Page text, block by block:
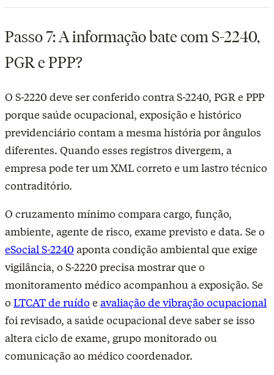
Passo 7: A informação bate com S-2240,
PGR e PPP?
O S-2220 deve ser conferido contra S-2240, PGR e PPP
porque saúde ocupacional, exposição e histórico
previdenciário contam a mesma história por ângulos
diferentes. Quando esses registros divergem, a
empresa pode ter um XML correto e um lastro técnico
contraditório.
O cruzamento mínimo compara cargo, função,
ambiente, agente de risco, exame previsto e data. Se o
eSocial S-2240 aponta condição ambiental que exige
vigilância, o S-2220 precisa mostrar que o
monitoramento médico acompanhou a exposição. Se
o LTCAT de ruído eavaliação de vibração ocupacional
foi revisado, a saúde ocupacional deve saber se isso
altera ciclo de exame, grupo monitorado ou
comunicação ao médico coordenador.